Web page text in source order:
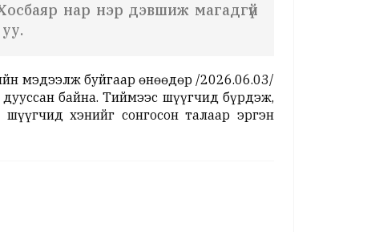
нар нэр дэвшиж магадгүй
мэдээлж буйгаар өнөөдөр /2026.06.03/
байна. Тиймээс шүүгчид бүрдэж,
хэнийг сонгосон талаар эргэн